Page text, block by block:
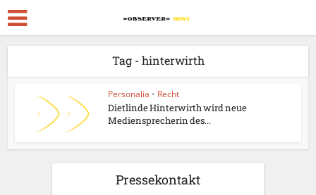
Tag - hinterwirth
Personalia • Recht
Dietlinde Hinterwirth wird neue
Mediensprecherin des...
Pressekontakt